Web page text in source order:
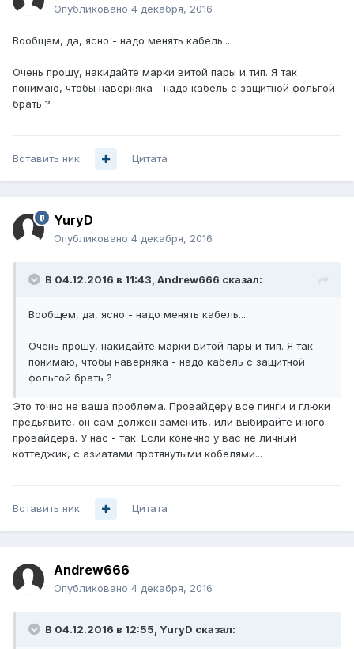
Опубликовано 4 декабря, 2016
Вообщем, да, ясно - надо менять кабель...
Очень прошу, накидайте марки витой пары и тип. Я так
понимаю, чтобы наверняка - надо кабель с защитной фольгой
брать ?
Вставить ник Цитата
YuryD
Опубликовано 4 декабря, 2016
В 04.12.2016 в 11:43, Andrew666 сказал:
Вообщем, да, ясно - надо менять кабель...
Очень прошу, накидайте марки витой пары и тип. Я так
понимаю, чтобы наверняка - надо кабель с защитной
фольгой брать ?
Это точно не ваша проблема. Провайдеру все пинги и глюки
предьявите, он сам должен заменить, или выбирайте иного
провайдера. У нас - так. Если конечно у вас не личный
коттеджик, с азиатами протянутыми кобелями...
Вставить ник Цитата
Andrew666
Опубликовано 4 декабря, 2016
В 04.12.2016 в 12:55, YuryD сказал: